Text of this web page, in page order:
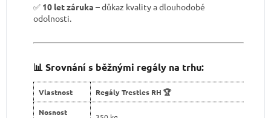
✅ 10 let záruka – důkaz kvality a dlouhodobé
odolnosti.
📊 Srovnání s běžnými regály na trhu:
Vlastnost Regály Trestles RH 🏆
Nosnost